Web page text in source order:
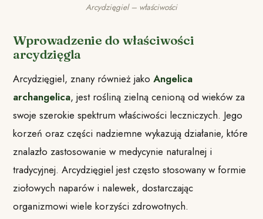
Arcydzięgiel – właściwości
Wprowadzenie do właściwości
arcydzięgla
Arcydzięgiel, znany również jakoAngelica
archangelica, jest rośliną zielną cenioną od wieków za
swoje szerokie spektrum właściwości leczniczych. Jego
korzeń oraz części nadziemne wykazują działanie, które
znalazło zastosowanie w medycynie naturalnej i
tradycyjnej. Arcydzięgiel jest często stosowany w formie
ziołowych naparów i nalewek, dostarczając
organizmowi wiele korzyści zdrowotnych.